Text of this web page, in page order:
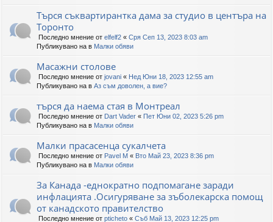
Търся съквартирантка дама за студио в центъра на
Торонто
Последно мнение от elfelf2 « Сря Сеп 13, 2023 8:03 am
Публикувано на в Малки обяви
Масажни столове
Последно мнение от jovani « Нед Юни 18, 2023 12:55 am
Публикувано на в Аз съм доволен, а вие?
търся да наема стая в Монтреал
Последно мнение от Dart Vader « Пет Юни 02, 2023 5:26 pm
Публикувано на в Малки обяви
Малки прасасенца сукалчета
Последно мнение от Pavel M « Вто Май 23, 2023 8:36 pm
Публикувано на в Малки обяви
За Канада -еднократно подпомагане заради
инфлацията .Осигуряване за зъболекарска помощ
от канадското правителство
Последно мнение от pticheto « Съб Май 13, 2023 12:25 pm